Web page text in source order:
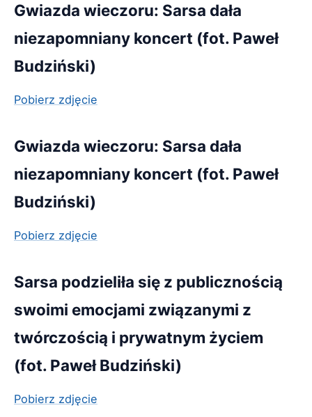
Gwiazda wieczoru: Sarsa dała
niezapomniany koncert (fot. Paweł
Budziński)
Pobierz zdjęcie
Gwiazda wieczoru: Sarsa dała
niezapomniany koncert (fot. Paweł
Budziński)
Pobierz zdjęcie
Sarsa podzieliła się z publicznością
swoimi emocjami związanymi z
twórczością i prywatnym życiem
(fot. Paweł Budziński)
Pobierz zdjęcie